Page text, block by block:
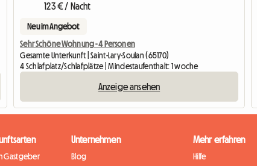
123 € / Nacht
Neu im Angebot
Sehr Schöne Wohnung - 4 Personen
Gesamte Unterkunft | Saint-Lary-Soulan (65170)
4 Schlafplatz/Schlafplätze | Mindestaufenthalt: 1 woche
Anzeige ansehen
Gastgeber
Unternehmen
Blog
Mehr erfahren
Hilfe